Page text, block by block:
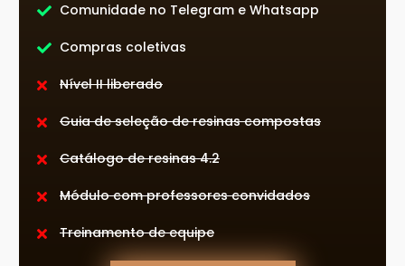
Comunidade no Telegram e Whatsapp
Compras coletivas
Nível II liberado
Guia de seleção de resinas compostas
Catálogo de resinas 4.2
Módulo com professores convidados
Treinamento de equipe